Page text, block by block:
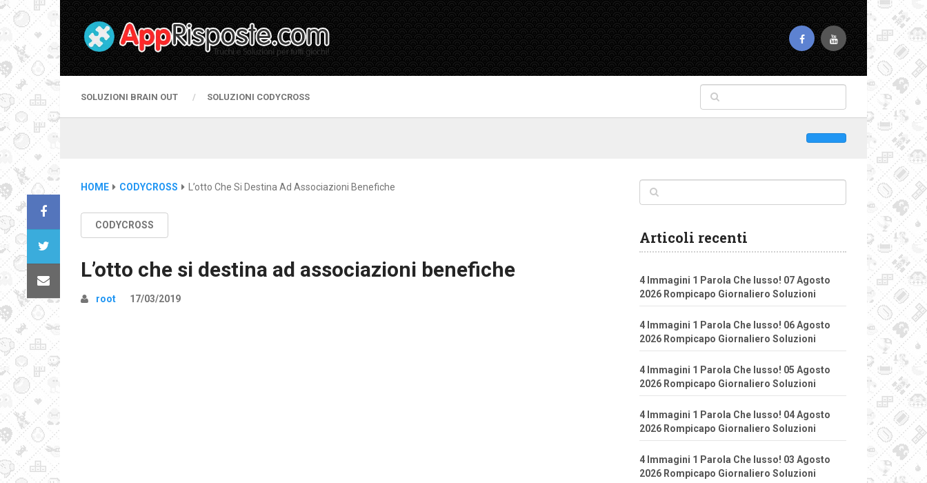
SOLUZIONI BRAIN OUT SOLUZIONI CODYCROSS
HOME CODYCROSS L’otto Che Si Destina Ad Associazioni Benefiche
CODYCROSS
L’otto che si destina ad associazioni benefiche
root 17/03/2019
Articoli recenti
4 Immagini 1 Parola Che lusso! 07 Agosto
2026 Rompicapo Giornaliero Soluzioni
4 Immagini 1 Parola Che lusso! 06 Agosto
2026 Rompicapo Giornaliero Soluzioni
4 Immagini 1 Parola Che lusso! 05 Agosto
2026 Rompicapo Giornaliero Soluzioni
4 Immagini 1 Parola Che lusso! 04 Agosto
2026 Rompicapo Giornaliero Soluzioni
4 Immagini 1 Parola Che lusso! 03 Agosto
2026 Rompicapo Giornaliero Soluzioni